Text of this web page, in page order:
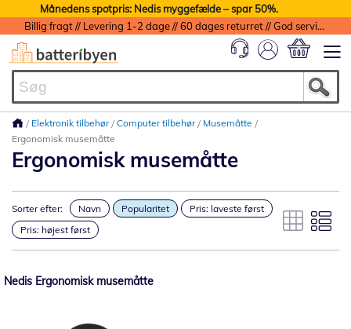
Månedens spotpris: Nedis myggefælde – spar 50%.
Billig fragt // Levering 1-2 dage // 60 dages returret // God service med garanti
Elektronik tilbehør Computer tilbehør
Musemåtte
Ergonomisk musemåtte
Ergonomisk musemåtte
Sorter efter: Navn Popularitet
Pris: laveste først
Pris: højest først
Nedis Ergonomisk musemåtte